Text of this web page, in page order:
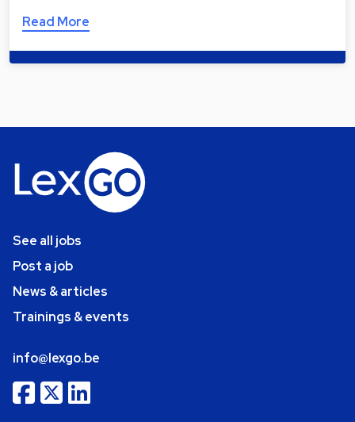
Read More
See all jobs
Post a job
News & articles
Trainings & events
info@lexgo.be